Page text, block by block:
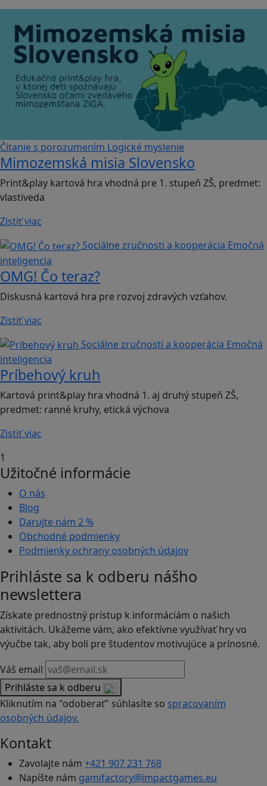
Čítanie s porozumením Logické myslenie
Mimozemská misia Slovensko
Print&play kartová hra vhodná pre 1. stupeň ZŠ, predmet:
vlastiveda
Zistiť viac
Sociálne zručnosti a kooperácia Emočná
inteligencia
OMG! Čo teraz?
Diskusná kartová hra pre rozvoj zdravých vzťahov.
Zistiť viac
Sociálne zručnosti a kooperácia Emočná
inteligencia
Príbehový kruh
Kartová print&play hra vhodná 1. aj druhý stupeň ZŠ,
predmet: ranné kruhy, etická výchova
Zistiť viac
1
Užitočné informácie
O nás
Blog
Darujte nám 2 %
Obchodné podmienky
Podmienky ochrany osobných údajov
Prihláste sa k odberu nášho
newslettera
Získate prednostný prístup k informáciám o našich
aktivitách. Ukážeme vám, ako efektívne využívať hry vo
výučbe tak, aby boli pre študentov motivujúce a prínosné.
Váš email
Prihláste sa k odberu
Kliknutím na "odoberať" súhlasíte so spracovaním
osobných údajov.
Kontakt
Zavolajte nám +421 907 231 768
Napíšte nám gamifactory@impactgames.eu